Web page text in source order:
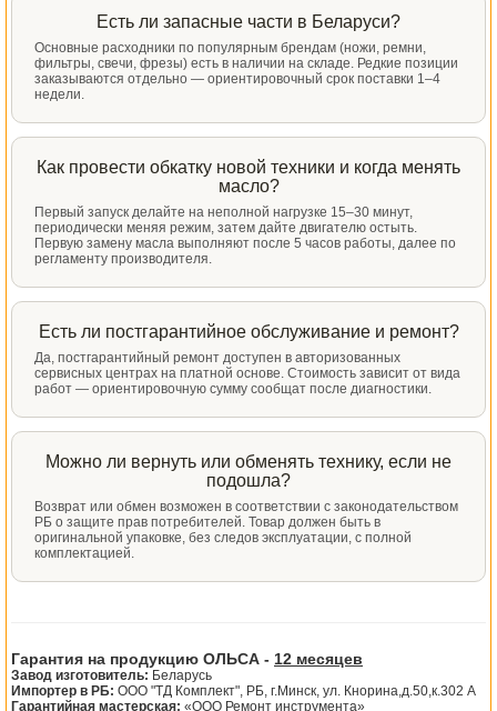
Есть ли запасные части в Беларуси?
Основные расходники по популярным брендам (ножи, ремни,
фильтры, свечи, фрезы) есть в наличии на складе. Редкие позиции
заказываются отдельно — ориентировочный срок поставки 1–4
недели.
Как провести обкатку новой техники и когда менять
масло?
Первый запуск делайте на неполной нагрузке 15–30 минут,
периодически меняя режим, затем дайте двигателю остыть.
Первую замену масла выполняют после 5 часов работы, далее по
регламенту производителя.
Есть ли постгарантийное обслуживание и ремонт?
Да, постгарантийный ремонт доступен в авторизованных
сервисных центрах на платной основе. Стоимость зависит от вида
работ — ориентировочную сумму сообщат после диагностики.
Можно ли вернуть или обменять технику, если не
подошла?
Возврат или обмен возможен в соответствии с законодательством
РБ о защите прав потребителей. Товар должен быть в
оригинальной упаковке, без следов эксплуатации, с полной
комплектацией.
Гарантия на продукцию ОЛЬСА - 12 месяцев
Завод изготовитель: Беларусь
Импортер в РБ: ООО "ТД Комплект", РБ, г.Минск, ул. Кнорина,д.50,к.302 А
Гарантийная мастерская: «ООО Ремонт инструмента»